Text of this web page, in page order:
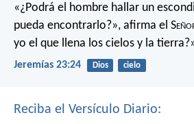
«¿Podrá el hombre hallar un
pueda encontrarlo?», afirma el S
yo el que llena los cielos y la
Jeremías 23:24 Dios cielo
Reciba el Versículo Diario: